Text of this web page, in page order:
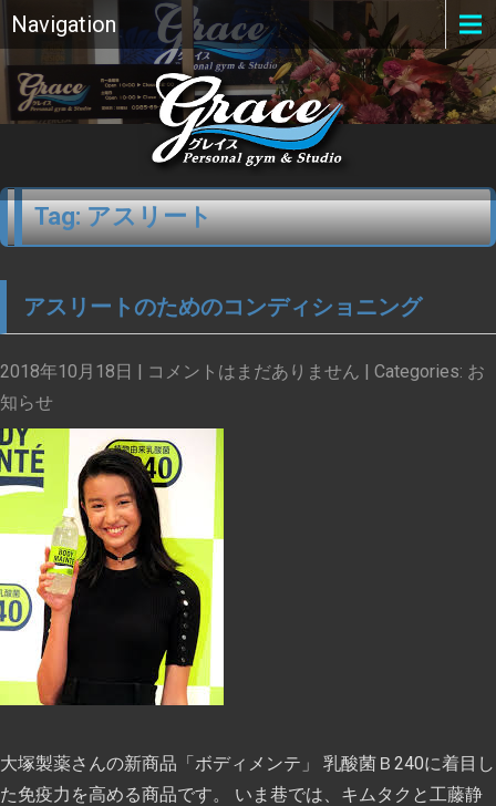
Navigation
Tag: アスリート
アスリートのためのコンディショニング
2018年10月18日 | コメントはまだありません | Categories: お
知らせ
大塚製薬さんの新商品「ボディメンテ」 乳酸菌Ｂ240に着目し
た免疫力を高める商品です。 いま巷では、キムタクと工藤静